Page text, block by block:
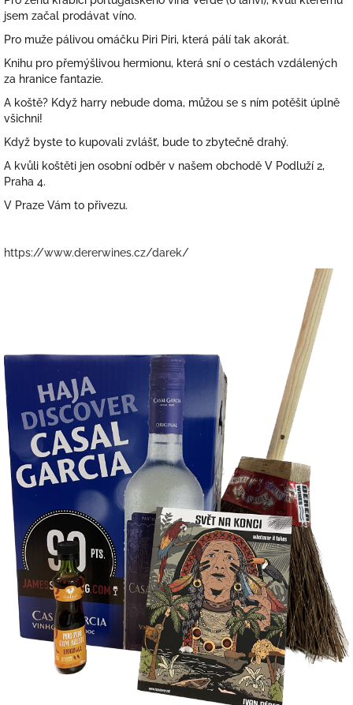
jsem začal prodávat víno.
Pro muže pálivou omáčku Piri Piri, která pálí tak akorát.
Knihu pro přemýšlivou hermionu, která sní o cestách vzdálených
za hranice fantazie.
A koště? Když harry nebude doma, můžou se s ním potěšit úplně
všichni!
Když byste to kupovali zvlášť, bude to zbytečně drahý.
A kvůli koštěti jen osobní odběr v našem obchodě V Podluží 2,
Praha 4.
V Praze Vám to přivezu.
https://www.dererwines.cz/darek/